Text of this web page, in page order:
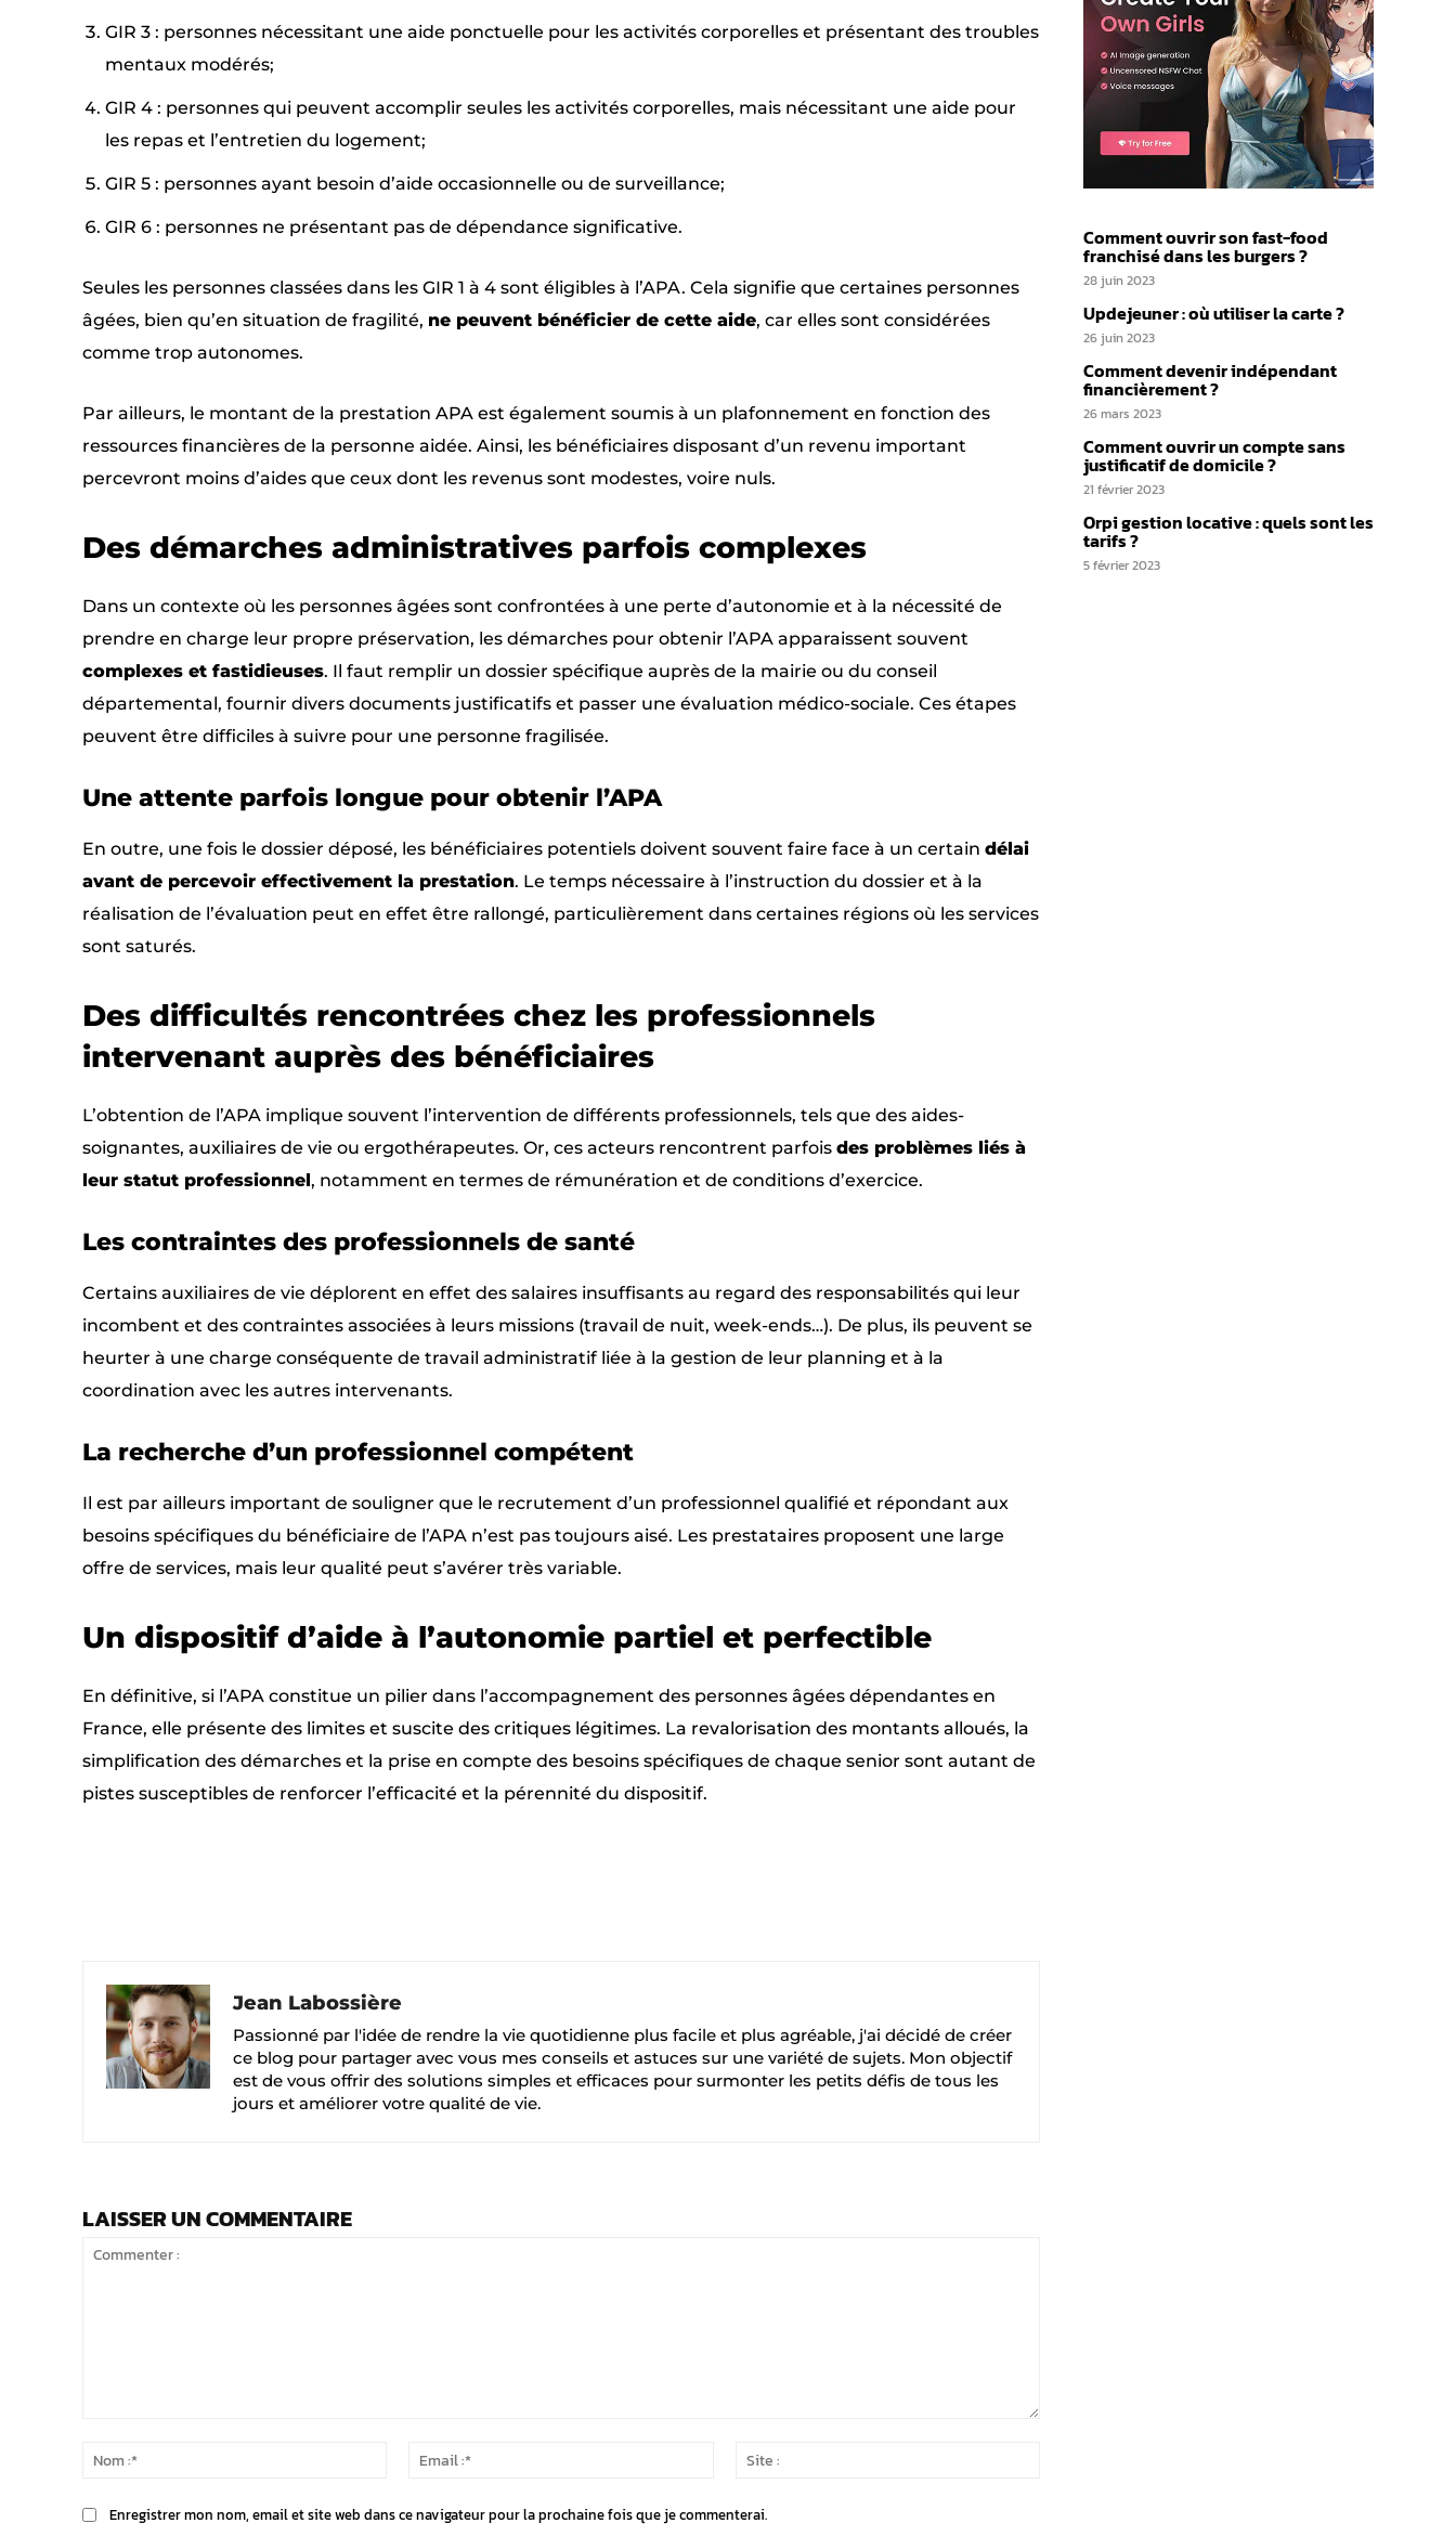
GIR 3 : personnes nécessitant une aide ponctuelle pour les activités corporelles et présentant des troubles
mentaux modérés;
GIR 4 : personnes qui peuvent accomplir seules les activités corporelles, mais nécessitant une aide pour
les repas et l’entretien du logement;
GIR 5 : personnes ayant besoin d’aide occasionnelle ou de surveillance;
GIR 6 : personnes ne présentant pas de dépendance significative.
Seules les personnes classées dans les GIR 1 à 4 sont éligibles à l’APA. Cela signifie que certaines personnes
âgées, bien qu’en situation de fragilité, ne peuvent bénéficier de cette aide, car elles sont considérées
comme trop autonomes.
Par ailleurs, le montant de la prestation APA est également soumis à un plafonnement en fonction des
ressources financières de la personne aidée. Ainsi, les bénéficiaires disposant d’un revenu important
percevront moins d’aides que ceux dont les revenus sont modestes, voire nuls.
Des démarches administratives parfois complexes
Dans un contexte où les personnes âgées sont confrontées à une perte d’autonomie et à la nécessité de
prendre en charge leur propre préservation, les démarches pour obtenir l’APA apparaissent souvent
complexes et fastidieuses. Il faut remplir un dossier spécifique auprès de la mairie ou du conseil
départemental, fournir divers documents justificatifs et passer une évaluation médico-sociale. Ces étapes
peuvent être difficiles à suivre pour une personne fragilisée.
Une attente parfois longue pour obtenir l’APA
En outre, une fois le dossier déposé, les bénéficiaires potentiels doivent souvent faire face à un certain délai
avant de percevoir effectivement la prestation. Le temps nécessaire à l’instruction du dossier et à la
réalisation de l’évaluation peut en effet être rallongé, particulièrement dans certaines régions où les services
sont saturés.
Des difficultés rencontrées chez les professionnels
intervenant auprès des bénéficiaires
L’obtention de l’APA implique souvent l’intervention de différents professionnels, tels que des aides-
soignantes, auxiliaires de vie ou ergothérapeutes. Or, ces acteurs rencontrent parfois des problèmes liés à
leur statut professionnel, notamment en termes de rémunération et de conditions d’exercice.
Les contraintes des professionnels de santé
Certains auxiliaires de vie déplorent en effet des salaires insuffisants au regard des responsabilités qui leur
incombent et des contraintes associées à leurs missions (travail de nuit, week-ends…). De plus, ils peuvent se
heurter à une charge conséquente de travail administratif liée à la gestion de leur planning et à la
coordination avec les autres intervenants.
La recherche d’un professionnel compétent
Il est par ailleurs important de souligner que le recrutement d’un professionnel qualifié et répondant aux
besoins spécifiques du bénéficiaire de l’APA n’est pas toujours aisé. Les prestataires proposent une large
offre de services, mais leur qualité peut s’avérer très variable.
Un dispositif d’aide à l’autonomie partiel et perfectible
En définitive, si l’APA constitue un pilier dans l’accompagnement des personnes âgées dépendantes en
France, elle présente des limites et suscite des critiques légitimes. La revalorisation des montants alloués, la
simplification des démarches et la prise en compte des besoins spécifiques de chaque senior sont autant de
pistes susceptibles de renforcer l’efficacité et la pérennité du dispositif.
Jean Labossière
Passionné par l'idée de rendre la vie quotidienne plus facile et plus agréable, j'ai décidé de créer
ce blog pour partager avec vous mes conseils et astuces sur une variété de sujets. Mon objectif
est de vous offrir des solutions simples et efficaces pour surmonter les petits défis de tous les
jours et améliorer votre qualité de vie.
LAISSER UN COMMENTAIRE
Email
Enregistrer mon nom, email et site web dans ce navigateur pour la prochaine fois que je commenterai.
Comment ouvrir son fast-food
franchisé dans les burgers ?
28 juin 2023
Updejeuner : où utiliser la carte ?
26 juin 2023
Comment devenir indépendant
financièrement ?
26 mars 2023
Comment ouvrir un compte sans
justificatif de domicile ?
21 février 2023
Orpi gestion locative : quels sont les
tarifs ?
5 février 2023